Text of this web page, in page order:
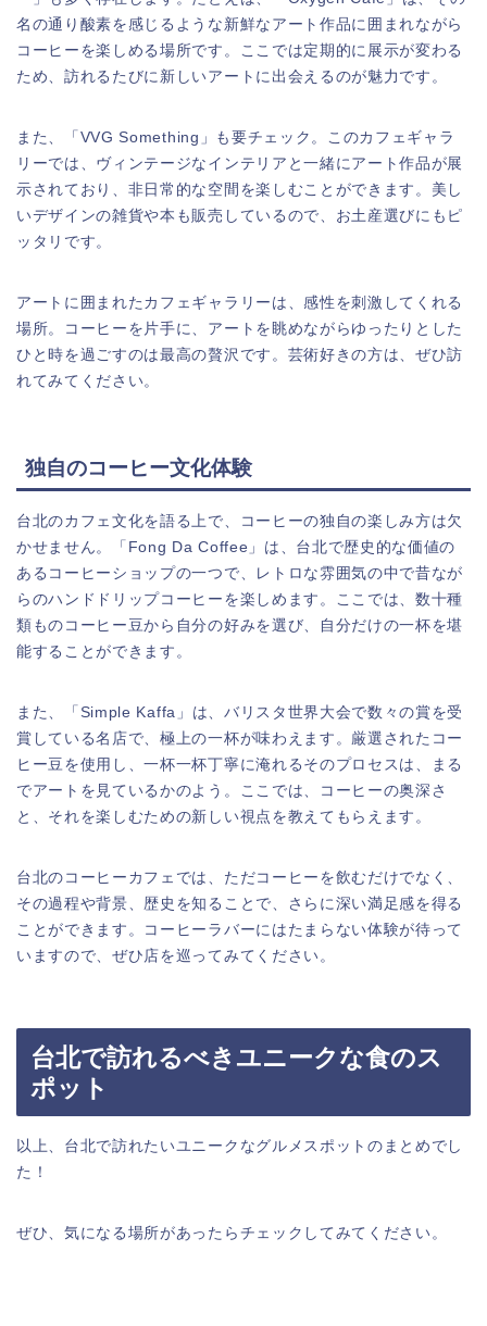
名の通り酸素を感じるような新鮮なアート作品に囲まれながら
コーヒーを楽しめる場所です。ここでは定期的に展示が変わる
ため、訪れるたびに新しいアートに出会えるのが魅力です。
また、「VVG Something」も要チェック。このカフェギャラ
リーでは、ヴィンテージなインテリアと一緒にアート作品が展
示されており、非日常的な空間を楽しむことができます。美し
いデザインの雑貨や本も販売しているので、お土産選びにもピ
ッタリです。
アートに囲まれたカフェギャラリーは、感性を刺激してくれる
場所。コーヒーを片手に、アートを眺めながらゆったりとした
ひと時を過ごすのは最高の贅沢です。芸術好きの方は、ぜひ訪
れてみてください。
独自のコーヒー文化体験
台北のカフェ文化を語る上で、コーヒーの独自の楽しみ方は欠
かせません。「Fong Da Coffee」は、台北で歴史的な価値の
あるコーヒーショップの一つで、レトロな雰囲気の中で昔なが
らのハンドドリップコーヒーを楽しめます。ここでは、数十種
類ものコーヒー豆から自分の好みを選び、自分だけの一杯を堪
能することができます。
また、「Simple Kaffa」は、バリスタ世界大会で数々の賞を受
賞している名店で、極上の一杯が味わえます。厳選されたコー
ヒー豆を使用し、一杯一杯丁寧に淹れるそのプロセスは、まる
でアートを見ているかのよう。ここでは、コーヒーの奥深さ
と、それを楽しむための新しい視点を教えてもらえます。
台北のコーヒーカフェでは、ただコーヒーを飲むだけでなく、
その過程や背景、歴史を知ることで、さらに深い満足感を得る
ことができます。コーヒーラバーにはたまらない体験が待って
いますので、ぜひ店を巡ってみてください。
台北で訪れるべきユニークな食のス
ポット
以上、台北で訪れたいユニークなグルメスポットのまとめでし
た！
ぜひ、気になる場所があったらチェックしてみてください。